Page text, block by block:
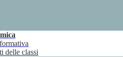
delle classi